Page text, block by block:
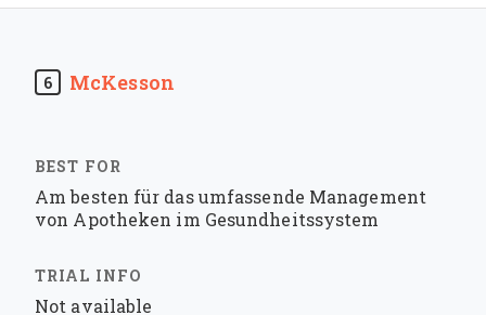
6 McKesson
Am besten für das umfassende Management
von Apotheken im Gesundheitssystem
Not available